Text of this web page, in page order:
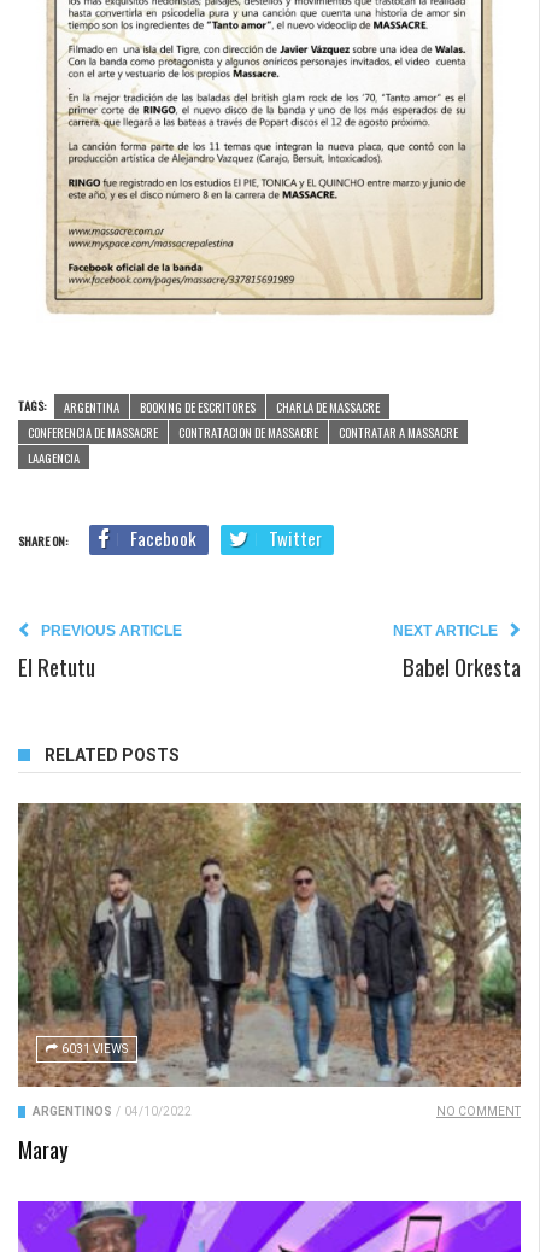
TAGS: ARGENTINA BOOKING DE ESCRITORES
CHARLA DE MASSACRE
CONFERENCIA DE MASSACRE
CONTRATACION DE MASSACRE
CONTRATAR A MASSACRE
LAAGENCIA
SHARE ON: Facebook Twitter
PREVIOUS ARTICLE
El Retutu
NEXT ARTICLE
Babel Orkesta
RELATED POSTS
6031 VIEWS
ARGENTINOS / 04/10/2022 NO COMMENT
Maray